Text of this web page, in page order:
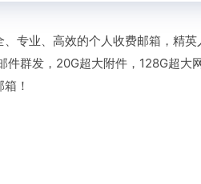
专业、高效的个人收费邮箱，精
群发，20G超大附件，128G超
！